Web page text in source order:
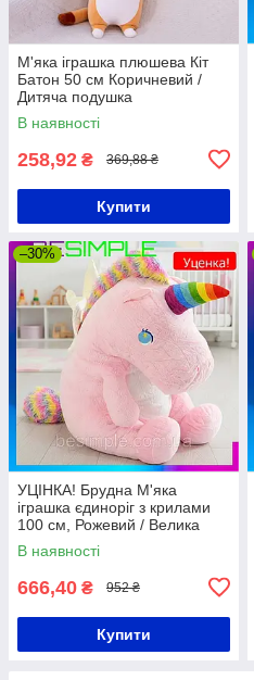
М'яка іграшка плюшева Кіт
Батон 50 см Коричневий /
Дитяча подушка
В наявності
258,92 ₴ 369,88 ₴
Купити
–30%
УЦІНКА! Брудна М'яка
іграшка єдиноріг з крилами
100 см, Рожевий / Велика
м'яка іграшка для дітей /
Дитяча плюшева іграшка
В наявності
666,40 ₴ 952 ₴
Купити